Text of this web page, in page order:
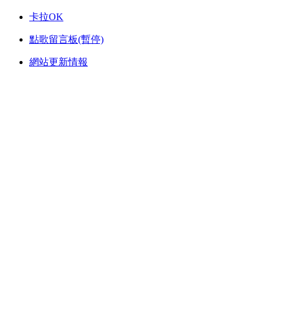
卡拉OK
點歌留言板(暫停)
網站更新情報